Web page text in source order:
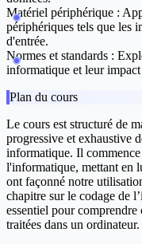
Matériel périphérique :
périphériques tels que les
d'entrée.
Normes et standards :
informatique et leur
Plan du cours
Le cours est structuré de
progressive et exhaustive
informatique. Il
l'informatique, mettant en
ont façonné notre
chapitre sur le codage de
essentiel pour comprendre
traitées dans un ordinateur.